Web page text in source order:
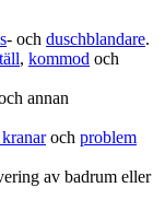
‑ och duschblandare.
, kommod och
annan
och problem
av badrum eller